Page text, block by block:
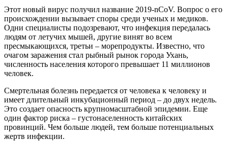
Этот новый вирус получил название 2019-nCoV. Вопрос о его
происхождении вызывает споры среди ученых и медиков.
Одни специалисты подозревают, что инфекция передалась
людям от летучих мышей, другие винят во всем
пресмыкающихся, третьи – морепродукты. Известно, что
очагом заражения стал рыбный рынок города Ухань,
численность населения которого превышает 11 миллионов
человек.
Смертельная болезнь передается от человека к человеку и
имеет длительный инкубационный период – до двух недель.
Это создает опасность крупномасштабной эпидемии. Еще
один фактор риска – густонаселенность китайских
провинций. Чем больше людей, тем больше потенциальных
жертв инфекции.